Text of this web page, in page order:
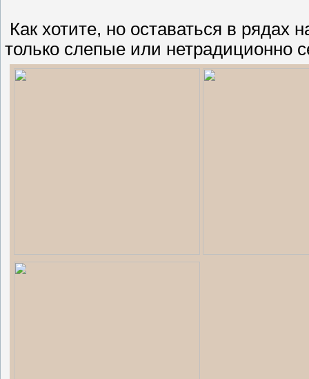
Как хотите, но оставаться в рядах
только слепые или нетрадиционно